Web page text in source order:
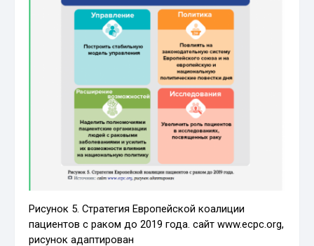
Рисунок 5. Стратегия Европейской коалиции
пациентов с раком до 2019 года. сайт www.ecpc.org,
рисунок адаптирован